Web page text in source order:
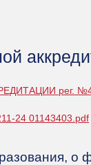
рег.
24 01143403.pdf
о